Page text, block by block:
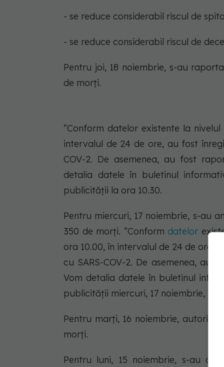
- se reduce considerabil riscul de
- se reduce considerabil riscul de
Pentru joi, 18 noiembrie, s-au
de morți.
”Conform datelor existente la
intervalul de 24 de ore, au fost
COV-2. De asemenea, au fost
detalia datele în buletinul
publicității la ora 10.30.
Pentru miercuri, 17 noiembrie, s-au
350 de morți. ”Conform datelor
ora 10.00, în intervalul de 24 de ore,
cu SARS-COV-2. De asemenea, au
Vom detalia datele în buletinul
publicității miercuri, 17 noiembrie, în
Pentru marți, 16 noiembrie,
morți.
Pentru luni, 15 noiembrie, s-au